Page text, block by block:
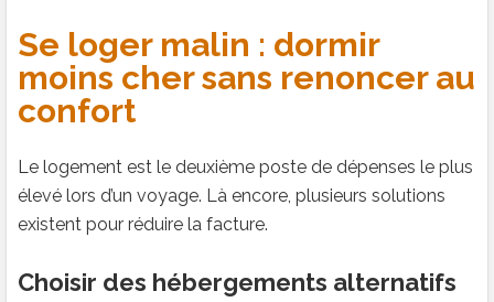
Se loger malin : dormir
moins cher sans renoncer au
confort
Le logement est le deuxième poste de dépenses le plus
élevé lors d’un voyage. Là encore, plusieurs solutions
existent pour réduire la facture.
Choisir des hébergements alternatifs